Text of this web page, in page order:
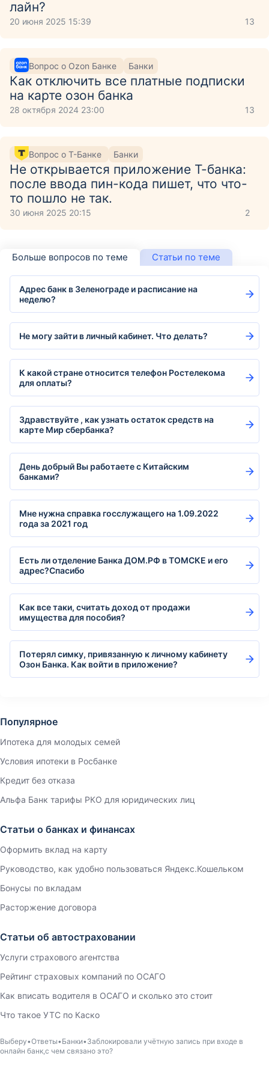
лайн?
20 июня 2025 15:39 13
Вопрос о Ozon Банке Банки
Как отключить все платные подписки
на карте озон банка
28 октября 2024 23:00 13
Вопрос о Т-Банке Банки
Не открывается приложение Т-банка:
после ввода пин-кода пишет, что что-
то пошло не так.
30 июня 2025 20:15 2
Больше вопросов по теме Статьи по теме
Адрес банк в Зеленограде и расписание на
неделю?
Не могу зайти в личный кабинет. Что делать?
К какой стране относится телефон Ростелекома
для оплаты?
Здравствуйте , как узнать остаток средств на
карте Мир сбербанка?
День добрый Вы работаете с Китайским
банками?
Мне нужна справка госслужащего на 1.09.2022
года за 2021 год
Есть ли отделение Банка ДОМ.РФ в ТОМСКЕ и его
адрес?Спасибо
Как все таки, считать доход от продажи
имущества для пособия?
Потерял симку, привязанную к личному кабинету
Озон Банка. Как войти в приложение?
Популярное
Ипотека для молодых семей
Условия ипотеки в Росбанке
Кредит без отказа
Альфа Банк тарифы РКО для юридических лиц
Статьи о банках и финансах
Оформить вклад на карту
Руководство, как удобно пользоваться Яндекс.Кошельком
Бонусы по вкладам
Расторжение договора
Статьи об автостраховании
Услуги страхового агентства
Рейтинг страховых компаний по ОСАГО
Как вписать водителя в ОСАГО и сколько это стоит
Что такое УТС по Каско
Выберу Ответы Банки Заблокировали учётную запись при входе в
онлайн банк,с чем связано это?